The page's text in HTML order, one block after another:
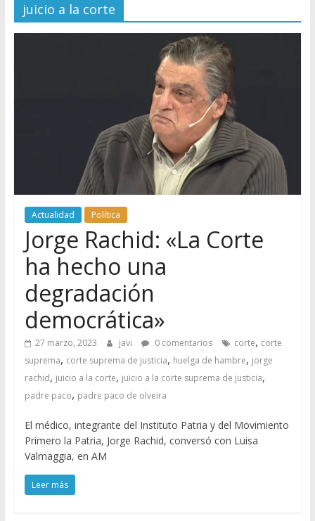
juicio a la corte
Actualidad Política
Jorge Rachid: «La Corte
ha hecho una
degradación
democrática»
27 marzo, 2023 javi 0 comentarios corte, corte
suprema, corte suprema de justicia, huelga de hambre, jorge
rachid, juicio a la corte, juicio a la corte suprema de justicia,
padre paco, padre paco de olveira
El médico, integrante del Instituto Patria y del Movimiento
Primero la Patria, Jorge Rachid, conversó con Luisa
Valmaggia, en AM
Leer más